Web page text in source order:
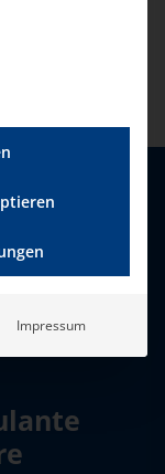
Impressum